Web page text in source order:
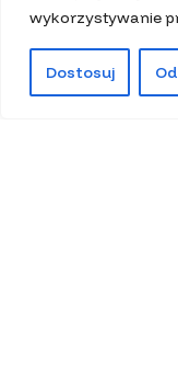
wykorzystywanie
Dostosuj
0